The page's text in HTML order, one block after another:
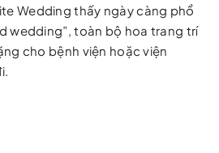
Wedding thấy ngày càng phổ
wedding”, toàn bộ hoa trang trí
cho bệnh viện hoặc viện